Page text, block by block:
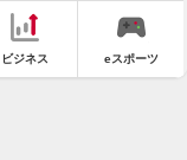
ビジネス eスポーツ